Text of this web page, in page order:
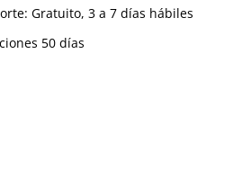
Gratuito,3 a 7 días hábiles
50 días